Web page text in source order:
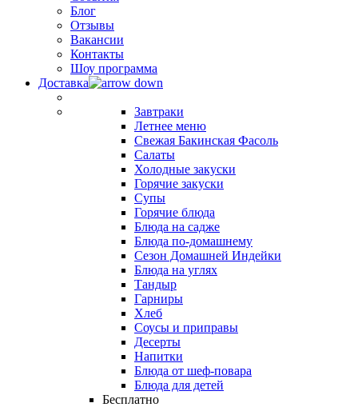
Блог
Отзывы
Вакансии
Контакты
Шоу программа
Доставка
Завтраки
Летнее меню
Свежая Бакинская Фасоль
Салаты
Холодные закуски
Горячие закуски
Супы
Горячие блюда
Блюда на садже
Блюда по-домашнему
Сезон Домашней Индейки
Блюда на углях
Тандыр
Гарниры
Хлеб
Соусы и приправы
Десерты
Напитки
Блюда от шеф-повара
Блюда для детей
Бесплатно